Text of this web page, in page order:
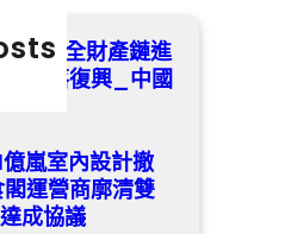
藥材全財產鏈進
村落復興_中國
嵐室內設計撤
運營商廓清雙
成協議